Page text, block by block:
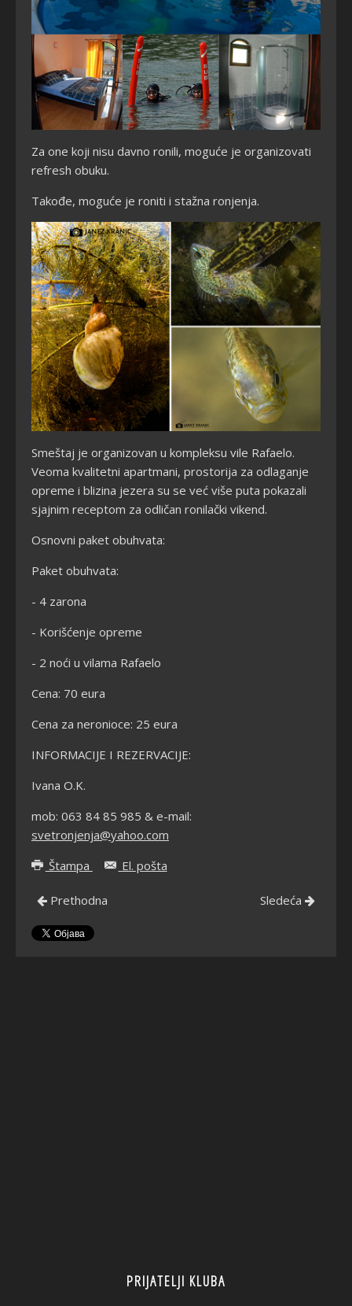
Za one koji nisu davno ronili, moguće je organizovati
refresh obuku.
Takođe, moguće je roniti i stažna ronjenja.
Smeštaj je organizovan u kompleksu vile Rafaelo.
Veoma kvalitetni apartmani, prostorija za odlaganje
opreme i blizina jezera su se već više puta pokazali
sjajnim receptom za odličan ronilački vikend.
Osnovni paket obuhvata:
Paket obuhvata:
- 4 zarona
- Korišćenje opreme
- 2 noći u vilama Rafaelo
Cena: 70 eura
Cena za neronioce: 25 eura
INFORMACIJE I REZERVACIJE:
Ivana O.K.
mob: 063 84 85 985 & e-mail:
svetronjenja@yahoo.com
Štampa
El. pošta
Prethodna Sledeća
PRIJATELJI KLUBA